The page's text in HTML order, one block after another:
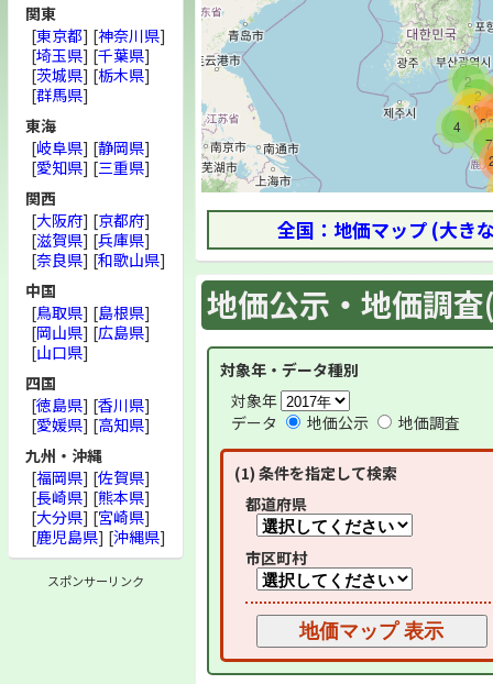
2
2
7
4
18
全国：地価マップ (大き
地価公示・地価調
対象年・データ種別
対象年
データ
地価公示 地価調査
(1) 条件を指定して検索
都道府県
市区町村
関東
[東京都] [神奈川県]
[埼玉県] [千葉県]
[茨城県] [栃木県]
[群馬県]
東海
[岐阜県] [静岡県]
[愛知県] [三重県]
関西
[大阪府] [京都府]
[滋賀県] [兵庫県]
[奈良県] [和歌山県]
中国
[鳥取県] [島根県]
[岡山県] [広島県]
[山口県]
四国
[徳島県] [香川県]
[愛媛県] [高知県]
九州・沖縄
[福岡県] [佐賀県]
[長崎県] [熊本県]
[大分県] [宮崎県]
[鹿児島県] [沖縄県]
スポンサーリンク